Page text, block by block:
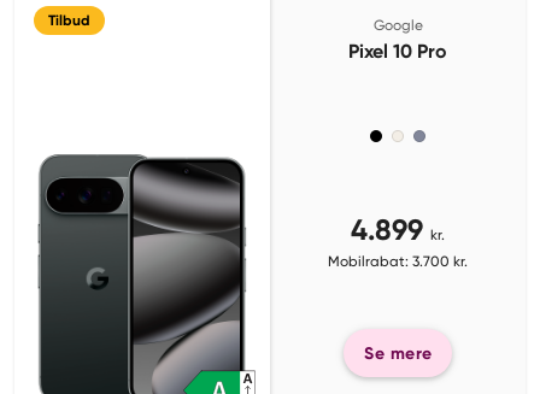
Tilbud Google
Pixel 10 Pro
4.899 kr.
Mobilrabat: 3.700 kr.
Se mere